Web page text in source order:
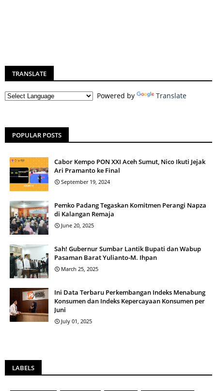
TRANSLATE
Powered by Translate
POPULAR POSTS
Cabor Kempo PON XXI Aceh Sumut, Nico Ikuti Jejak
Ari Pramanto ke Final
September 19, 2024
Pemko Padang Tegaskan Komitmen Perangi Napza
di Kalangan Remaja
June 20, 2025
Sah! Gubernur Sumbar Lantik Bupati dan Wabup
Pasaman Barat Yulianto-M. Ihpan
March 25, 2025
Ini Data Terbaru Perkembangan Indeks Menabung
Konsumen dan Indeks Kepercayaan Konsumen per
Juni
July 01, 2025
LABELS